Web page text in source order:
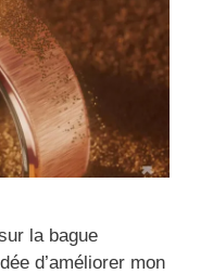
la bague
d’améliorer mon